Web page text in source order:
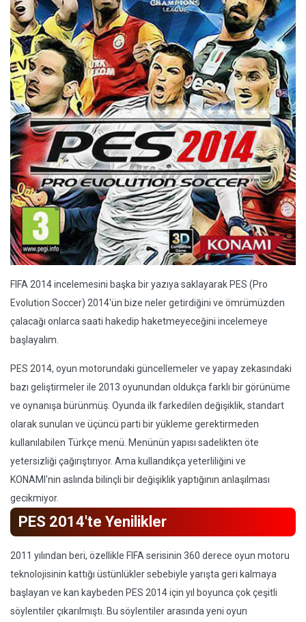
FIFA 2014 incelemesini başka bir yazıya saklayarak PES (Pro
Evolution Soccer) 2014'ün bize neler getirdiğini ve ömrümüzden
çalacağı onlarca saati hakedip haketmeyeceğini incelemeye
başlayalım.
PES 2014, oyun motorundaki güncellemeler ve yapay zekasındaki
bazı geliştirmeler ile 2013 oyunundan oldukça farklı bir görünüme
ve oynanışa bürünmüş. Oyunda ilk farkedilen değişiklik, standart
olarak sunulan ve üçüncü parti bir yükleme gerektirmeden
kullanılabilen Türkçe menü. Menünün yapısı sadelikten öte
yetersizliği çağırıştırıyor. Ama kullandıkça yeterliliğini ve
KONAMI'nin aslında bilinçli bir değişiklik yaptığının anlaşılması
gecikmiyor.
PES 2014'te Yenilikler
2011 yılından beri, özellikle FIFA serisinin 360 derece oyun motoru
teknolojisinin kattığı üstünlükler sebebiyle yarışta geri kalmaya
başlayan ve kan kaybeden PES 2014 için yıl boyunca çok çeşitli
söylentiler çıkarılmıştı. Bu söylentiler arasında yeni oyun